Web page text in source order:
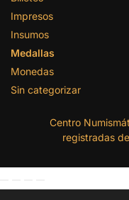
Impresos
Insumos
Medallas
Monedas
Sin categorizar
Centro
registradas